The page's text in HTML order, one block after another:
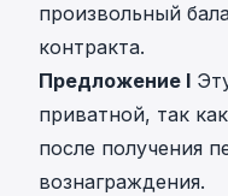
произвольный
контракта.
Предложение I
приватной, так
после получения
вознаграждения.